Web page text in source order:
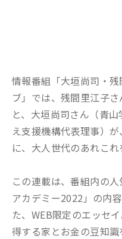
情報番組「大垣尚司・
ブ」では、残間里江子さ
と、大垣尚司さん（青
え支援機構代表理事）
に、大人世代のあれこれ
この連載は、番組内の
アカデミー2022」の内
た、WEB限定のエッセ
得する家とお金の豆知識